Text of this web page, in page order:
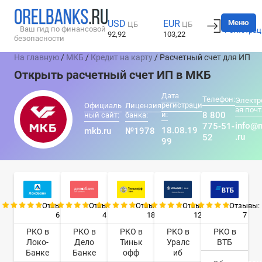
Ваш гид по финансовой
безопасности
USD ЦБ
92,92
EUR ЦБ
103,22
Вход
Меню
На главную / МКБ / Кредит на карту / Расчетный счет для ИП
Открыть расчетный счет ИП в МКБ
Официаль
ный сайт:
mkb.ru
Лицензия
банка:
№1978
Дата
регистраци
и:
18.08.19
99
Телефон:
8 800
775-51-
52
ая
.ru
Отзывы:
6
РКО в
Локо-
Банке
Отзывы:
4
РКО в
Дело
Банке
Отзывы:
18
РКО в
Тиньк
офф
Отзывы:
12
РКО в
Уралс
иб
Отзывы:
7
РКО в
ВТБ